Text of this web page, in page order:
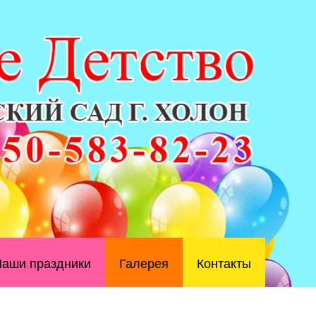
праздники Галерея Контакты